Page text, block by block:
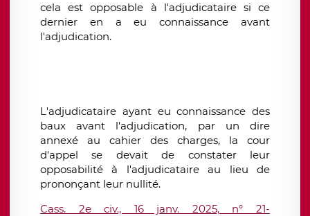
cela est opposable à l'adjudicataire si ce
dernier en a eu connaissance avant
l'adjudication.
L'adjudicataire ayant eu connaissance des
baux avant l'adjudication, par un dire
annexé au cahier des charges, la cour
d'appel se devait de constater leur
opposabilité à l'adjudicataire au lieu de
prononçant leur nullité.
Cass. 2e civ., 16 janv. 2025, n° 21-